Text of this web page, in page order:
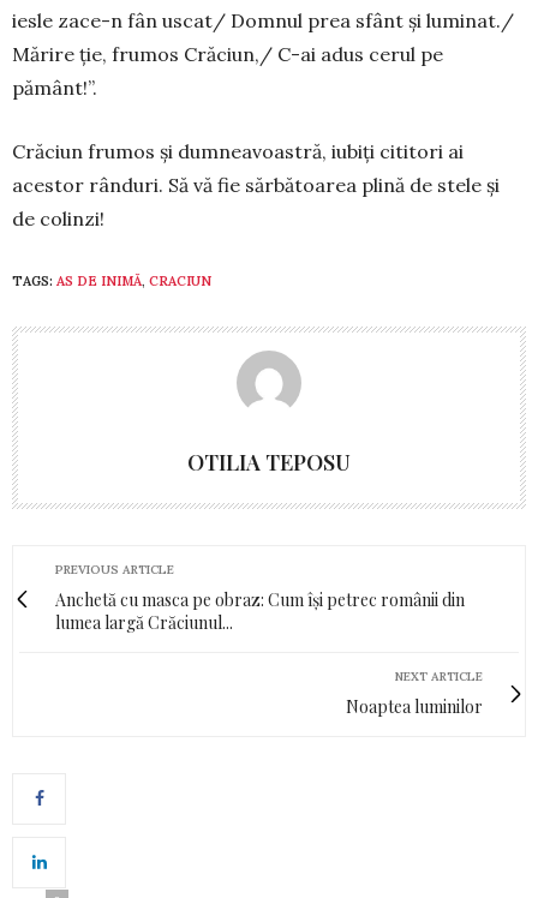
iesle za­ce-n fân uscat/ Dom­nul prea sfânt și luminat./
Mărire ție, frumos Crăciun,/ C-ai adus cerul pe
pământ!”.
Crăciun frumos și dumneavoastră, iubiți cititori ai
acestor rânduri. Să vă fie sărbătoarea plină de stele și
de colinzi!
TAGS: AS DE INIMĂ, CRACIUN
OTILIA TEPOSU
PREVIOUS ARTICLE
Anchetă cu masca pe obraz: Cum își petrec românii din
lumea largă Crăciunul...
NEXT ARTICLE
Noaptea luminilor